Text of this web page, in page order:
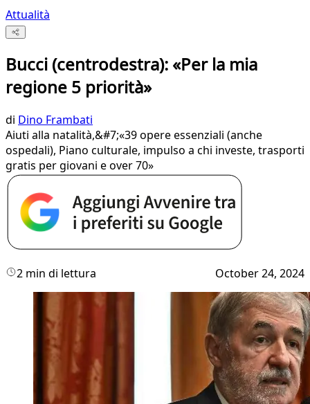
Attualità
Bucci (centrodestra): «Per la mia
regione 5 priorità»
di Dino Frambati
Aiuti alla natalità,&#7;«39 opere essenziali (anche
ospedali), Piano culturale, impulso a chi investe, trasporti
gratis per giovani e over 70»
2 min di lettura October 24, 2024